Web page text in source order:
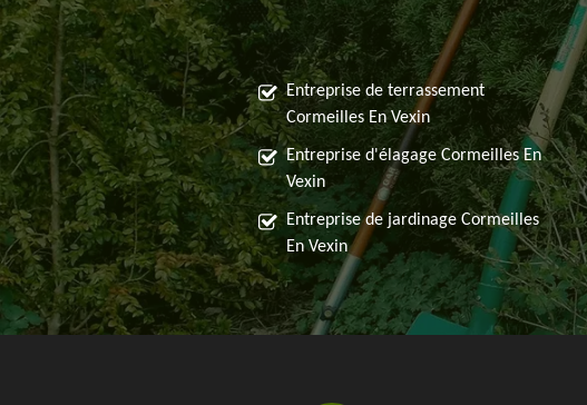
Entreprise de terrassement
Cormeilles En Vexin
Entreprise d'élagage Cormeilles En
Vexin
Entreprise de jardinage Cormeilles
En Vexin